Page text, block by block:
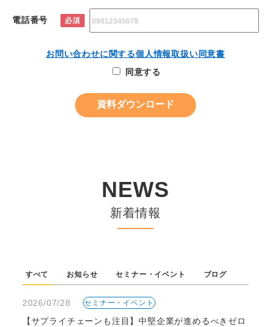
電話番号 必須
お問い合わせに関する個人情報取扱い同意書
同意する
NEWS
新着情報
すべて お知らせ セミナー・イベント ブログ
2026/07/28 セミナー・イベント
【サプライチェーンも注目】中堅企業が進めるべきゼロ